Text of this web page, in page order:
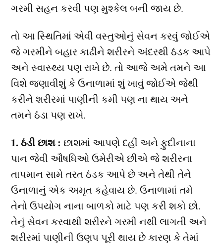
ગરમી સહન કરવી પણ મુશ્કેલ બની જાય છે.
તો આ સ્થિતિમાં એવી વસ્તુઓનું સેવન કરવું જોઈએ
જે ગરમીને બહાર કાઢીને શરીરને અંદરથી ઠંડક આપે
અને સ્વાસ્થ્ય પણ રાખે છે. તો આજે અમે તમને આ
વિશે જણાવીશું કે ઉનાળામાં શું ખાવું જોઈએ જેથી
કરીને શરીરમાં પાણીની કમી પણ ના થાય અને
તમને ઠંડા પણ રાખે.
1. ઠંડી છાશ : છાશમાં આપણે દહીં અને ફુદીનાના
પાન જેવી ઔષધિઓ ઉમેરીએ છીએ જે શરીરના
તાપમાન સામે તરત ઠંડક આપે છે અને તેથી તેને
ઉનાળાનું એક અમૃત કહેવાય છે. ઉનાળામાં તમે
તેનો ઉપયોગ નાના બાળકો માટે પણ કરી શકો છો.
તેનું સેવન કરવાથી શરીરને ગરમી નથી લાગતી અને
શરીરમાં પાણીની ઉણપ પૂરી થાય છે કારણ કે તેમાં